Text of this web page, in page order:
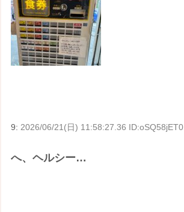
9: 2026/06/21(日) 11:58:27.36 ID:oSQ58jET0
へ、ヘルシー…